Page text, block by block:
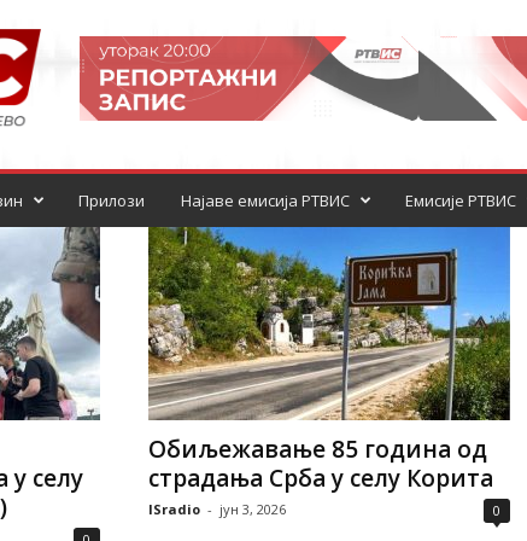
Прилози Најаве емисија РТВИС Емисије РТВИС
селу
Обиљежавање 85 година од
страдања Срба у селу Корита
ISradio - јун 3, 2026 0